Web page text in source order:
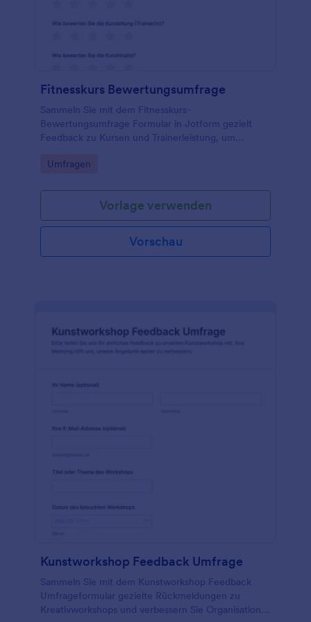
Fitnesskurs Bewertungsumfrage
Sammeln Sie mit dem Fitnesskurs-
Bewertungsumfrage Formular in Jotform gezielt
Feedback zu Kursen und Trainerleistung, um
Kursprogrammen datenbasiert weiterzuentwickeln.
Go to Category:
Umfragen
Vorlage verwenden
Vorschau
Kunstworkshop Feedback Umfrage
Sammeln Sie mit dem Kunstworkshop Feedback
Umfrageformular gezielte Rückmeldungen zu
Kreativworkshops und verbessern Sie Organisation,